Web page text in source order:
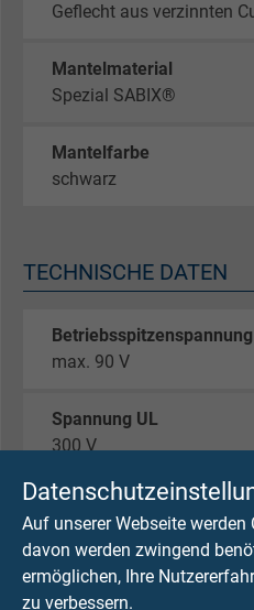
Auf unserer Webseite
davon werden zwingend
ermöglichen, Ihre
zu verbessern.
Geflecht aus verzinnten
Mantelmaterial
Spezial SABIX®
Mantelfarbe
schwarz
TECHNISCHE DATEN
Betriebsspitzenspannung
max. 90 V
Spannung UL
300 V
Prüfspannung
Ader/Ader 2000 V
Ader/Schirm 2000 V